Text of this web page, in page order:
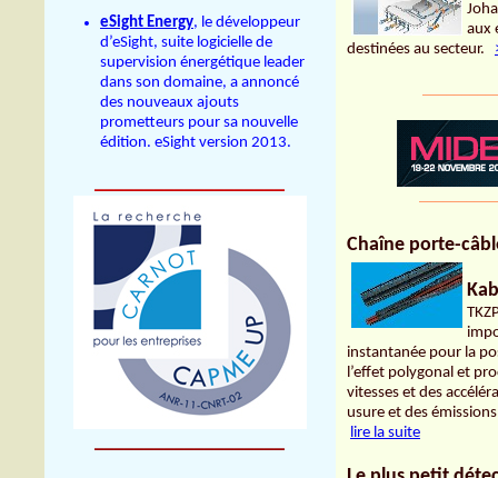
eSight Energy, le développeur
d’eSight, suite logicielle de
supervision énergétique leader
dans son domaine, a annoncé
des nouveaux ajouts
prometteurs pour sa nouvelle
édition. eSight version 2013.
aux
destinées au secteur.
Chaîne porte-
instantanée pour la
l’effet polygonal et
vitesses et des
usure et des
lire la suite